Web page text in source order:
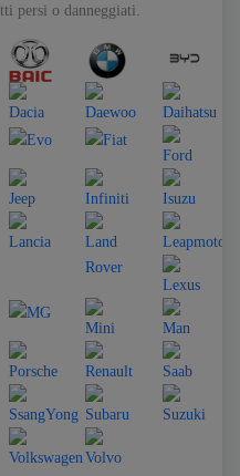
persi o danneggiati.